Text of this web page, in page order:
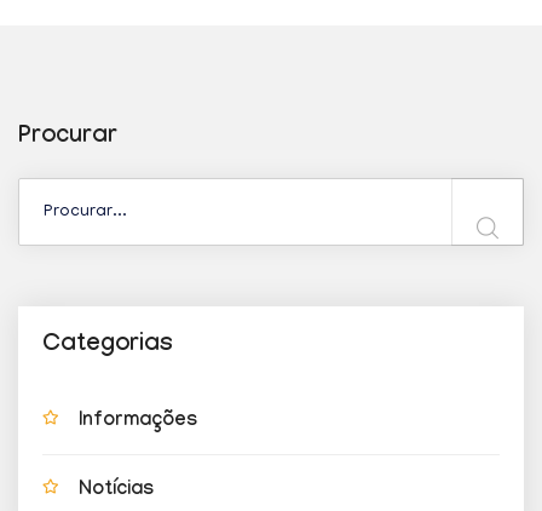
Procurar
Categorias
Informações
Notícias